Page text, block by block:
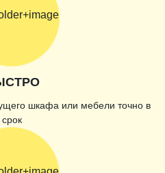
шкафа или мебели точно в
срок